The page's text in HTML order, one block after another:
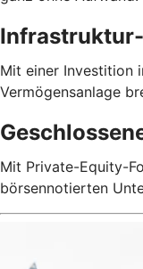
Mit einer Investition
Vermögensanlage
Mit Private-Equity-
börsennotierten